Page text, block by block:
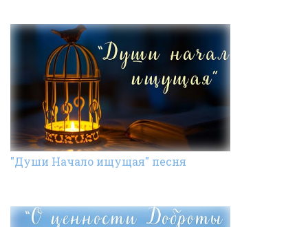
"Души Начало ищущая" песня